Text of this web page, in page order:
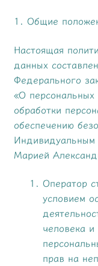
1. Общие
Настоящая
данных
Федерального
«О
обработки
обеспечению
Индивидуальным
Марией
Оператор
условием
человека
прав на